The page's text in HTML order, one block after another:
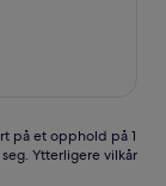
på et opphold på 1
Ytterligere vilkår